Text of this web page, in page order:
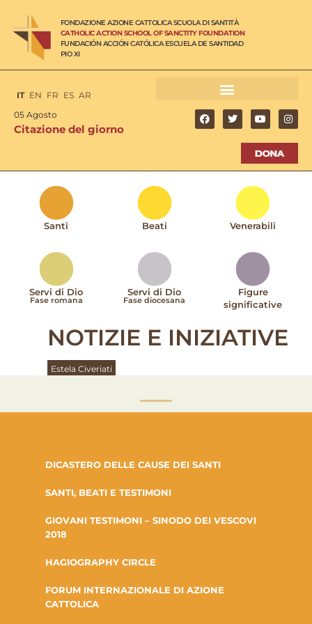
FONDAZIONE AZIONE CATTOLICA SCUOLA DI SANTITÀ
CATHOLIC ACTION SCHOOL OF SANCTITY FOUNDATION
FUNDACIÓN ACCIÓN CATÓLICA ESCUELA DE SANTIDAD
PIO XI
IT EN FR ES AR
05 Agosto
Citazione del giorno
Santi Beati Venerabili
Servi di Dio
Fase romana
Servi di Dio
Fase diocesana
Figure
significative
NOTIZIE E INIZIATIVE
Estela Civeriati
DICASTERO DELLE CAUSE DEI SANTI
SANTI, BEATI E TESTIMONI
GIOVANI TESTIMONI – SINODO DEI VESCOVI
2018
HAGIOGRAPHY CIRCLE
FORUM INTERNAZIONALE DI AZIONE
CATTOLICA